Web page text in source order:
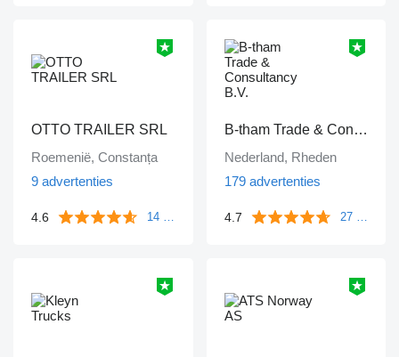
OTTO TRAILER SRL
Roemenië, Constanța
9 advertenties
4.6 14 beoordelingen
B-tham Trade & Consultancy B.V.
Nederland, Rheden
179 advertenties
4.7 27 beoordelingen